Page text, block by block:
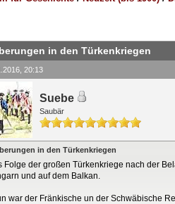
in den Türkenkriegen
20:13
Suebe
Saubär
in den Türkenkriegen
Folge der großen Türkenkriege nach der
und auf dem Balkan.
war der Fränkische un der Schwäbische